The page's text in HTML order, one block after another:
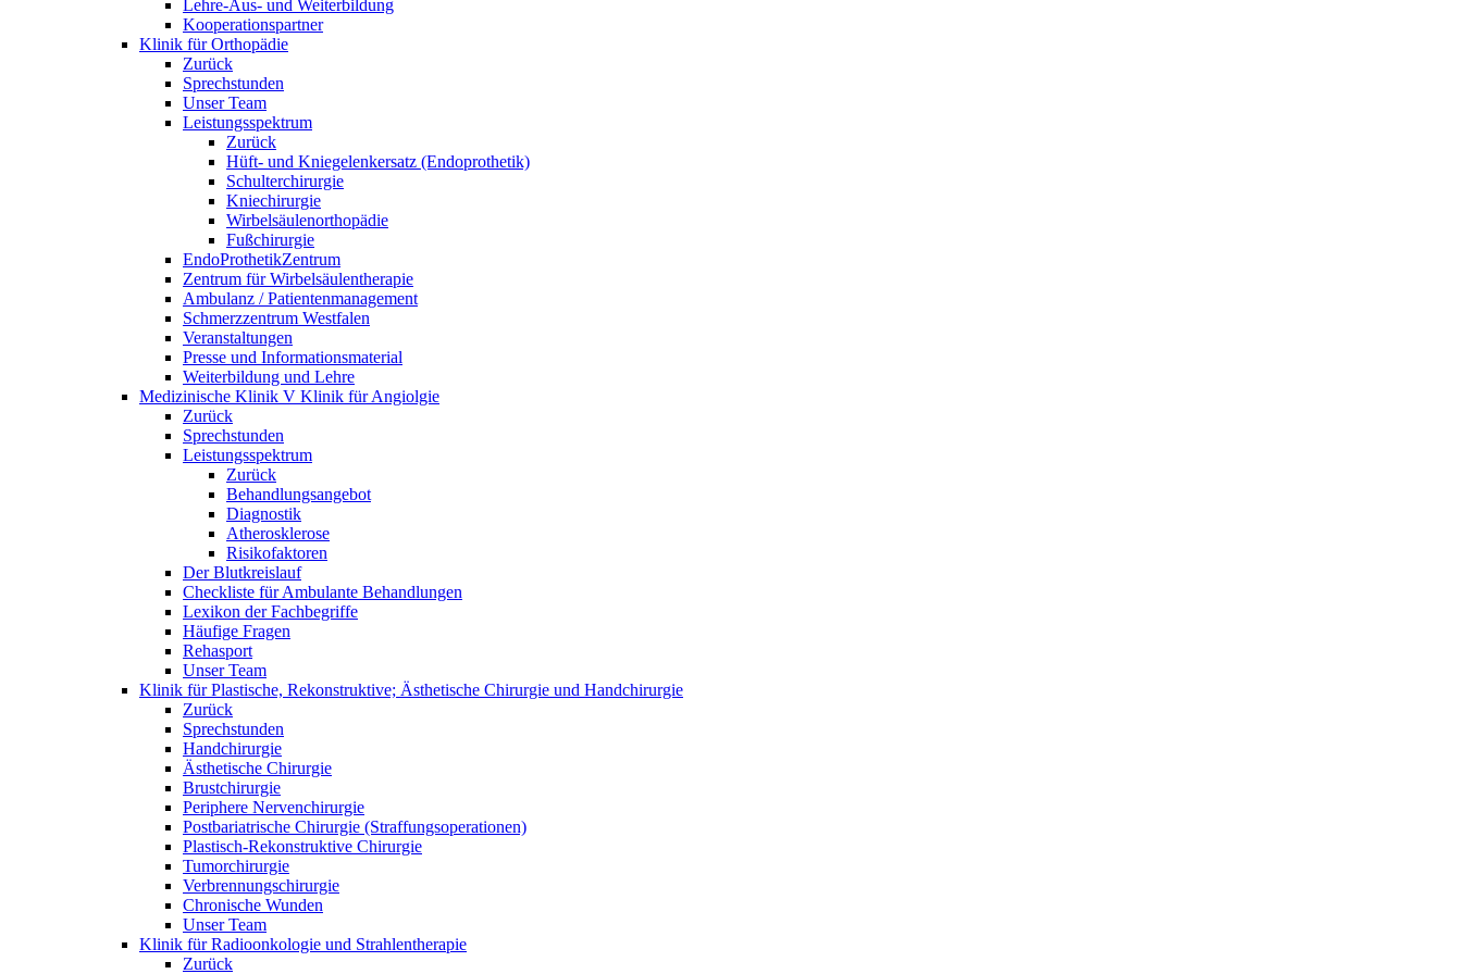
Lehre-Aus- und Weiterbildung
Kooperationspartner
Klinik für Orthopädie
Zurück
Sprechstunden
Unser Team
Leistungsspektrum
Zurück
Hüft- und Kniegelenkersatz (Endoprothetik)
Schulterchirurgie
Kniechirurgie
Wirbelsäulenorthopädie
Fußchirurgie
EndoProthetikZentrum
Zentrum für Wirbelsäulentherapie
Ambulanz / Patientenmanagement
Schmerzzentrum Westfalen
Veranstaltungen
Presse und Informationsmaterial
Weiterbildung und Lehre
Medizinische Klinik V Klinik für Angiolgie
Zurück
Sprechstunden
Leistungsspektrum
Zurück
Behandlungsangebot
Diagnostik
Atherosklerose
Risikofaktoren
Der Blutkreislauf
Checkliste für Ambulante Behandlungen
Lexikon der Fachbegriffe
Häufige Fragen
Rehasport
Unser Team
Klinik für Plastische, Rekonstruktive; Ästhetische Chirurgie und Handchirurgie
Zurück
Sprechstunden
Handchirurgie
Ästhetische Chirurgie
Brustchirurgie
Periphere Nervenchirurgie
Postbariatrische Chirurgie (Straffungsoperationen)
Plastisch-Rekonstruktive Chirurgie
Tumorchirurgie
Verbrennungschirurgie
Chronische Wunden
Unser Team
Klinik für Radioonkologie und Strahlentherapie
Zurück